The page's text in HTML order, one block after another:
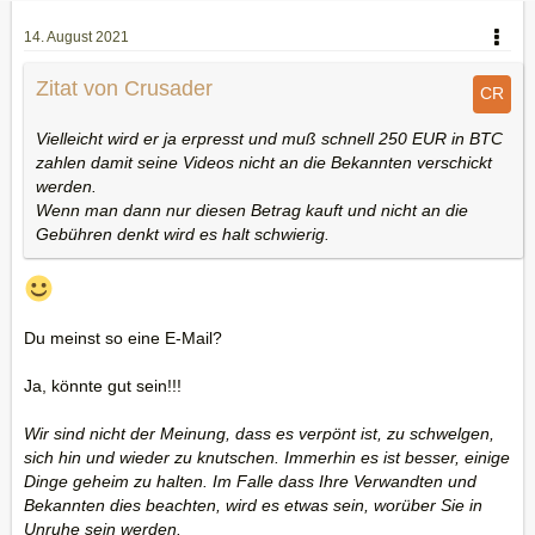
14. August 2021
Zitat von Crusader
Vielleicht wird er ja erpresst und muß schnell 250 EUR in BTC
zahlen damit seine Videos nicht an die Bekannten verschickt
werden.
Wenn man dann nur diesen Betrag kauft und nicht an die
Gebühren denkt wird es halt schwierig.
Du meinst so eine E-Mail?
Ja, könnte gut sein!!!
Wir sind nicht der Meinung, dass es verpönt ist, zu schwelgen,
sich hin und wieder zu knutschen. Immerhin es ist besser, einige
Dinge geheim zu halten. Im Falle dass Ihre Verwandten und
Bekannten dies beachten, wird es etwas sein, worüber Sie in
Unruhe sein werden.